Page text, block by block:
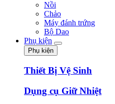
Nồi
Chảo
Máy đánh trứng
Bộ Dao
Phụ kiện
Phụ kiện
Thiết Bị Vệ Sinh
Dụng cụ Giữ Nhiệt